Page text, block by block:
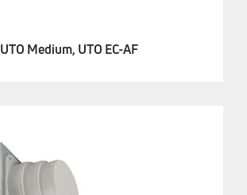
UTO Medium, UTO EC-AF